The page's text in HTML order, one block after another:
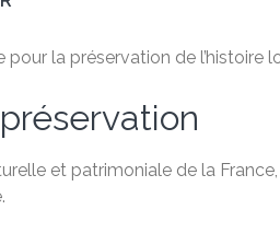
la préservation de
et patrimoniale de la